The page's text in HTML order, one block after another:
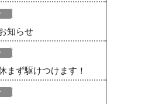
知らせ
まず駆けつけます！